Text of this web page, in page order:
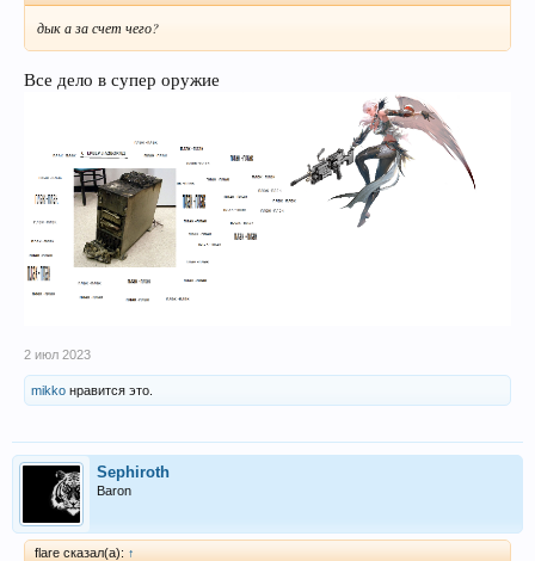
дык а за счет чего?
Все дело в супер оружие
2 июл 2023
mikko нравится это.
Sephiroth
Baron
flare сказал(а): ↑